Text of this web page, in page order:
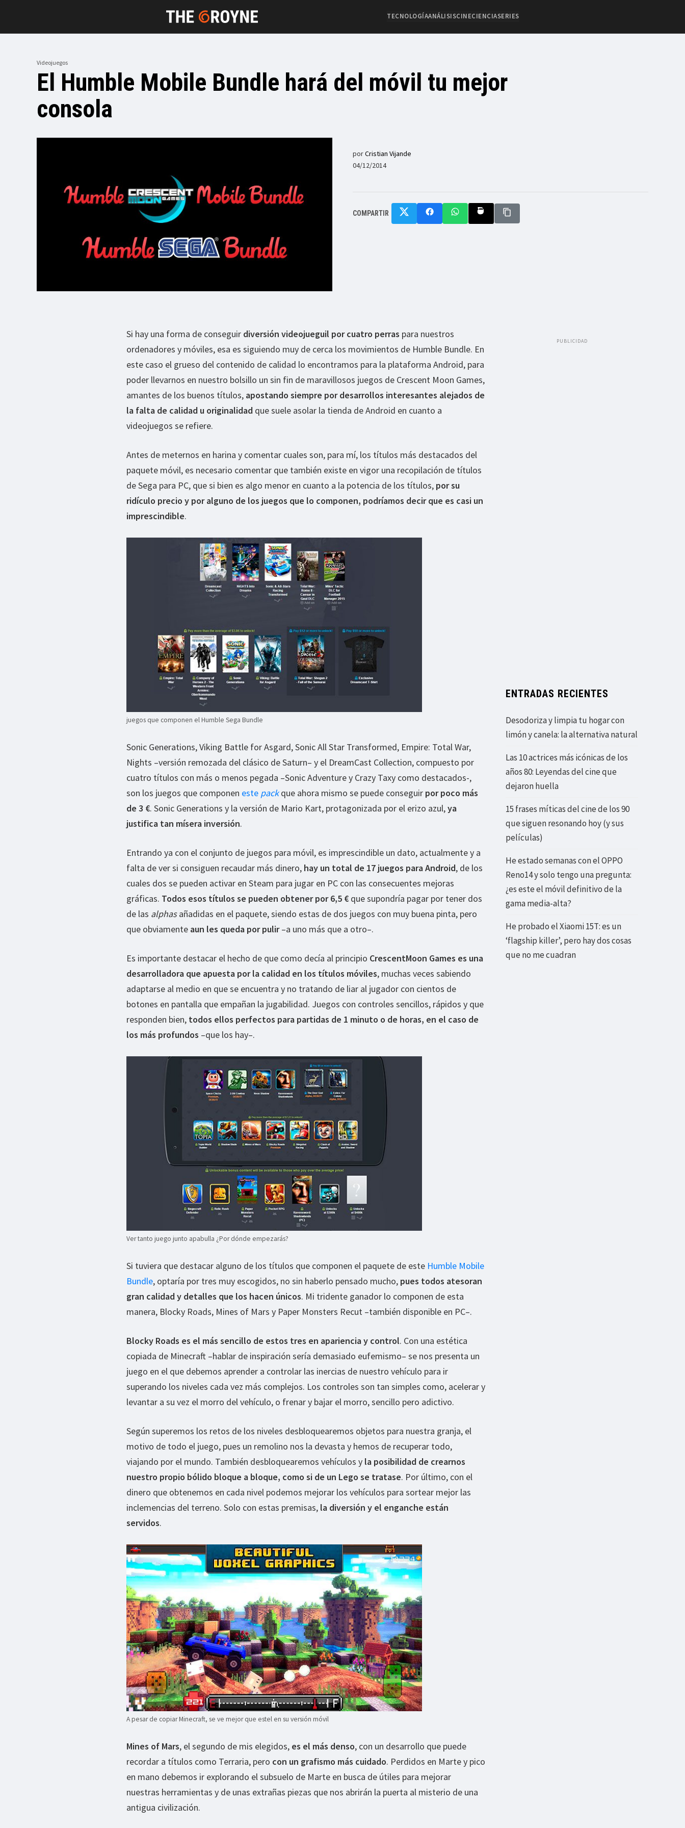
TECNOLOGÍAANÁLISISCINECIENCIASERIES
Videojuegos
El Humble Mobile Bundle hará del móvil tu mejor
consola
porCristian Vijande
04/12/2014
COMPARTIR
Si hay una forma de conseguir diversión videojueguil por cuatro perras para nuestros
ordenadores y móviles, esa es siguiendo muy de cerca los movimientos de Humble Bundle. En
este caso el grueso del contenido de calidad lo encontramos para la plataforma Android, para
poder llevarnos en nuestro bolsillo un sin fin de maravillosos juegos de Crescent Moon Games,
amantes de los buenos títulos, apostando siempre por desarrollos interesantes alejados de
la falta de calidad u originalidad que suele asolar la tienda de Android en cuanto a
videojuegos se refiere.
Antes de meternos en harina y comentar cuales son, para mí, los títulos más destacados del
paquete móvil, es necesario comentar que también existe en vigor una recopilación de títulos
de Sega para PC, que si bien es algo menor en cuanto a la potencia de los títulos, por su
ridículo precio y por alguno de los juegos que lo componen, podríamos decir que es casi un
imprescindible.
juegos que componen el Humble Sega Bundle
Sonic Generations, Viking Battle for Asgard, Sonic All Star Transformed, Empire: Total War,
Nights –versión remozada del clásico de Saturn– y el DreamCast Collection, compuesto por
cuatro títulos con más o menos pegada –Sonic Adventure y Crazy Taxy como destacados-,
son los juegos que componen este packque ahora mismo se puede conseguir por poco más
de 3 €. Sonic Generations y la versión de Mario Kart, protagonizada por el erizo azul,ya
justifica tan mísera inversión.
Entrando ya con el conjunto de juegos para móvil, es imprescindible un dato, actualmente y a
falta de ver si consiguen recaudar más dinero, hay un total de 17 juegos para Android, de los
cuales dos se pueden activar en Steam para jugar en PC con las consecuentes mejoras
gráficas. Todos esos títulos se pueden obtener por 6,5 € que supondría pagar por tener dos
de las alphasañadidas en el paquete, siendo estas de dos juegos con muy buena pinta, pero
que obviamente aun les queda por pulir–a uno más que a otro–.
Es importante destacar el hecho de que como decía al principio CrescentMoon Games es una
desarrolladora que apuesta por la calidad en los títulos móviles, muchas veces sabiendo
adaptarse al medio en que se encuentra y no tratando de liar al jugador con cientos de
botones en pantalla que empañan la jugabilidad. Juegos con controles sencillos, rápidos y que
responden bien, todos ellos perfectos para partidas de 1 minuto o de horas, en el caso de
los más profundos –que los hay–.
Ver tanto juego junto apabulla ¿Por dónde empezarás?
Si tuviera que destacar alguno de los títulos que componen el paquete de este Humble Mobile
Bundle, optaría por tres muy escogidos, no sin haberlo pensado mucho, pues todos atesoran
gran calidad y detalles que los hacen únicos. Mi tridente ganador lo componen de esta
manera, Blocky Roads, Mines of Mars y Paper Monsters Recut –también disponible en PC–.
Blocky Roads es el más sencillo de estos tres en apariencia y control. Con una estética
copiada de Minecraft –hablar de inspiración sería demasiado eufemismo– se nos presenta un
juego en el que debemos aprender a controlar las inercias de nuestro vehículo para ir
superando los niveles cada vez más complejos. Los controles son tan simples como, acelerar y
levantar a su vez el morro del vehículo, o frenar y bajar el morro, sencillo pero adictivo.
Según superemos los retos de los niveles desbloquearemos objetos para nuestra granja, el
motivo de todo el juego, pues un remolino nos la devasta y hemos de recuperar todo,
viajando por el mundo. También desbloquearemos vehículos y la posibilidad de crearnos
nuestro propio bólido bloque a bloque, como si de un Lego se tratase. Por último, con el
dinero que obtenemos en cada nivel podemos mejorar los vehículos para sortear mejor las
inclemencias del terreno. Solo con estas premisas, la diversión y el enganche están
servidos.
A pesar de copiar Minecraft, se ve mejor que estel en su versión móvil
Mines of Mars, el segundo de mis elegidos, es el más denso, con un desarrollo que puede
recordar a títulos como Terraria, pero con un grafismo más cuidado. Perdidos en Marte y pico
en mano debemos ir explorando el subsuelo de Marte en busca de útiles para mejorar
nuestras herramientas y de unas extrañas piezas que nos abrirán la puerta al misterio de una
antigua civilización.
PUBLICIDAD
ENTRADAS RECIENTES
Desodoriza y limpia tu hogar con
limón y canela: la alternativa natural
Las 10 actrices más icónicas de los
años 80: Leyendas del cine que
dejaron huella
15 frases míticas del cine de los 90
que siguen resonando hoy (y sus
películas)
He estado semanas con el OPPO
Reno14 y solo tengo una pregunta:
¿es este el móvil definitivo de la
gama media-alta?
He probado el Xiaomi 15T: es un
‘flagship killer’, pero hay dos cosas
que no me cuadran